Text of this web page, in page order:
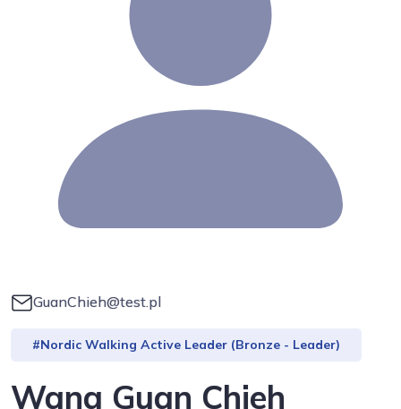
GuanChieh@test.pl
#Nordic Walking Active Leader (Bronze - Leader)
Wang Guan Chieh